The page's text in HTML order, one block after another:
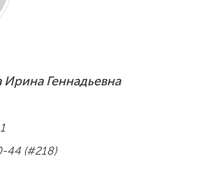
Ирина Геннадьевна
44 (#218)